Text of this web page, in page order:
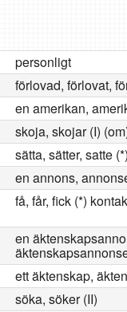
personligt
förlovad, förlovat,
en amerikan,
skoja, skojar (I)
sätta, sätter, satte
en annons,
få, får, fick (*)
en
ett äktenskap,
söka, söker (II)